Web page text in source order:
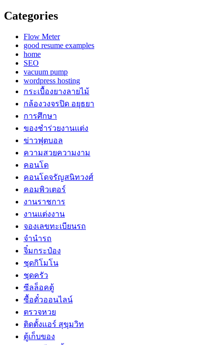
Categories
Flow Meter
good resume examples
home
SEO
vacuum pump
wordpress hosting
กระเบื้องยางลายไม้
กล้องวงจรปิด อยุธยา
การศึกษา
ของชำร่วยงานแต่ง
ข่าวฟุตบอล
ความสวยความงาม
คอนโด
คอนโดจรัญสนิทวงศ์
คอมพิวเตอร์
งานราชการ
งานแต่งงาน
จองเลขทะเบียนรถ
จำนำรถ
จิ๋มกระป๋อง
ชุดกิโมโน
ชุดครัว
ซีลล็อคตู้
ซื้อตั๋วออนไลน์
ตรวจหวย
ติดตั้งเเอร์ สุขุมวิท
ตู้เก็บของ